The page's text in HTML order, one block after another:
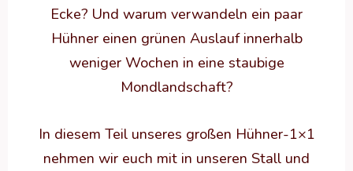
Ecke? Und warum verwandeln ein paar
Hühner einen grünen Auslauf innerhalb
weniger Wochen in eine staubige
Mondlandschaft?
In diesem Teil unseres großen Hühner-1×1
nehmen wir euch mit in unseren Stall und